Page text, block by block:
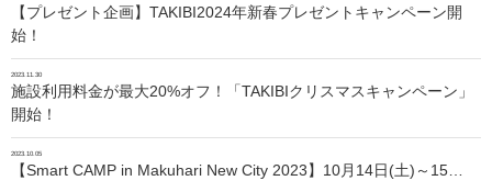
【プレゼント企画】TAKIBI2024年新春プレゼントキャンペーン開
始！
2023.11.30
施設利用料金が最大20%オフ！「TAKIBIクリスマスキャンペーン」
開始！
2023.10.05
【Smart CAMP in Makuhari New City 2023】10月14日(土)～15…